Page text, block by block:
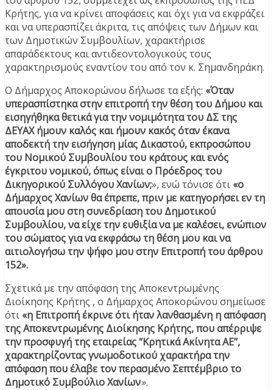
Κρήτης, για να κρίνει αποφάσεις και όχι για να εκφράζει
και να υπερασπίζει άκριτα, τις απόψεις των Δήμων και
των Δημοτικών Συμβουλίων, χαρακτήρισε
απαράδεκτους και αντιδεοντολογικούς τους
χαρακτηρισμούς εναντίον του από τον κ. Σημανδηράκη.
Ο Δήμαρχος Αποκορώνου δήλωσε τα εξής: «Όταν
υπερασπίστηκα στην επιτροπή την θέση του Δήμου και
εισηγήθηκα θετικά για την νομιμότητα του ΔΣ της
ΔΕΥΑΧ ήμουν καλός και ήμουν κακός όταν έκανα
αποδεκτή την εισήγηση μίας Δικαστού, εκπροσώπου
του Νομικού Συμβουλίου του κράτους και ενός
έγκριτου νομικού, όπως είναι ο Πρόεδρος του
Δικηγορικού Συλλόγου Χανίων;», ενώ τόνισε ότι «ο
Δήμαρχος Χανίων θα έπρεπε, πριν με κατηγορήσει εν τη
απουσία μου στη συνεδρίαση του Δημοτικού
Συμβουλίου, να είχε την ευθιξία να με καλέσει, ενώπιον
του σώματος για να εκφράσω τη θέση μου και να
αιτιολογήσω την ψήφο μου στην Επιτροπή του άρθρου
152».
Σχετικά με την απόφαση της Αποκεντρωμένης
Διοίκησης Κρήτης , ο Δήμαρχος Αποκορώνου σημείωσε
ότι «η Επιτροπή έκρινε ότι ήταν λανθασμένη η απόφαση
της Αποκεντρωμένης Διοίκησης Κρήτης, που απέρριψε
την προσφυγή της εταιρείας “Κρητικά Ακίνητα ΑΕ”,
χαρακτηρίζοντας γνωμοδοτικού χαρακτήρα την
απόφαση που έλαβε τον περασμένο Σεπτέμβριο το
Δημοτικό Συμβούλιο Χανίων».